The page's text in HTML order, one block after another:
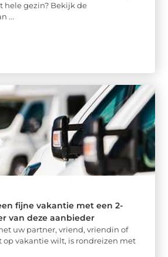
hele gezin? Bekijk de
...
fijne vakantie met een 2-
van deze aanbieder
uw partner, vriend, vriendin of
op vakantie wilt, is rondreizen met